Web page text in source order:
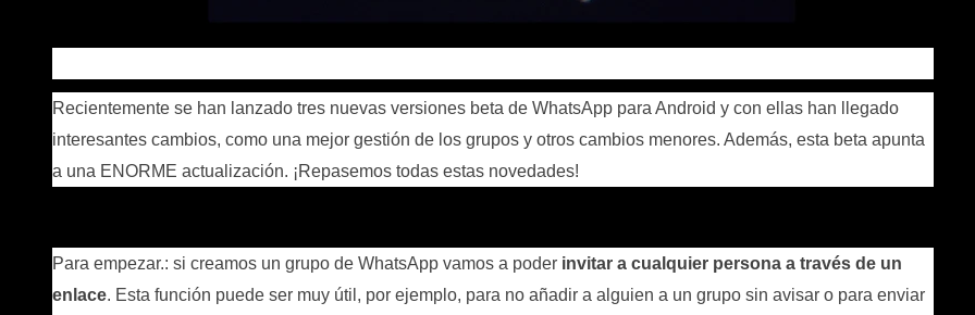
Recientemente se han lanzado tres nuevas versiones beta de WhatsApp para Android y con ellas han llegado
interesantes cambios, como una mejor gestión de los grupos y otros cambios menores. Además, esta beta apunta
a una ENORME actualización. ¡Repasemos todas estas novedades!
Para empezar.: si creamos un grupo de WhatsApp vamos a poder invitar a cualquier persona a través de un
enlace. Esta función puede ser muy útil, por ejemplo, para no añadir a alguien a un grupo sin avisar o para enviar